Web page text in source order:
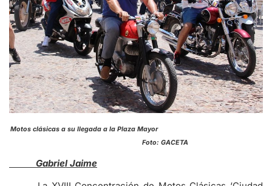
Motos clásicas a su llegada a la Plaza Mayor
Foto: GACETA
Gabriel Jaime